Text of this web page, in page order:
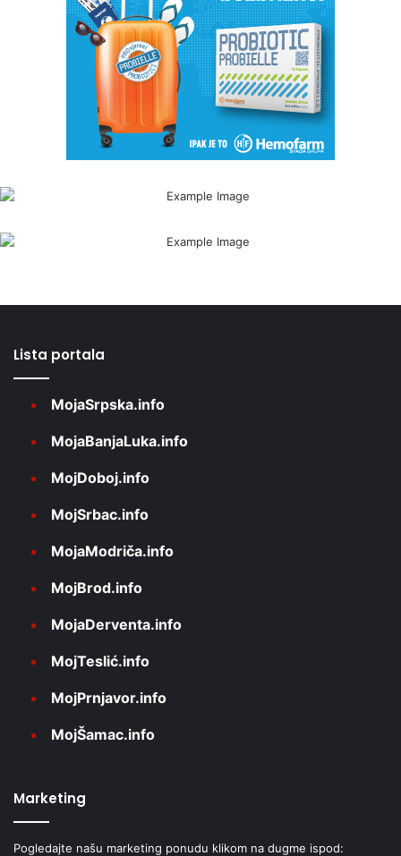
Lista portala
MojaSrpska.info
MojaBanjaLuka.info
MojDoboj.info
MojSrbac.info
MojaModriča.info
MojBrod.info
MojaDerventa.info
MojTeslić.info
MojPrnjavor.info
MojŠamac.info
Marketing
Pogledajte našu marketing ponudu klikom na dugme ispod: